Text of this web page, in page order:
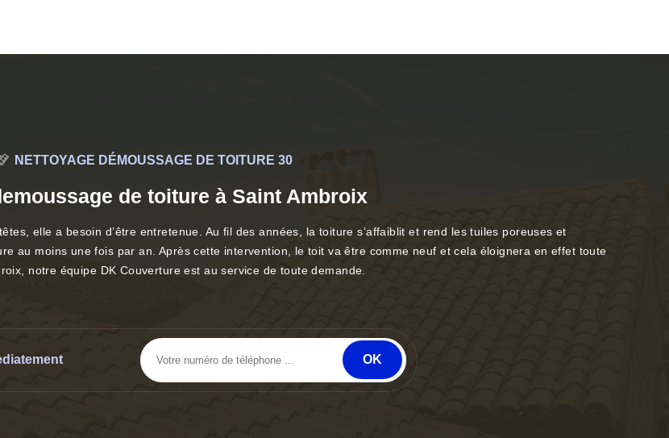
NETTOYAGE DÉMOUSSAGE DE TOITURE 30
de toiture à Saint Ambroix
elle a besoin d’être entretenue. Au fil des années, la toiture s’affaiblit et rend les tuiles poreuses et
au moins une fois par an. Après cette intervention, le toit va être comme neuf et cela éloignera en effet toute
notre équipe DK Couverture est au service de toute demande.